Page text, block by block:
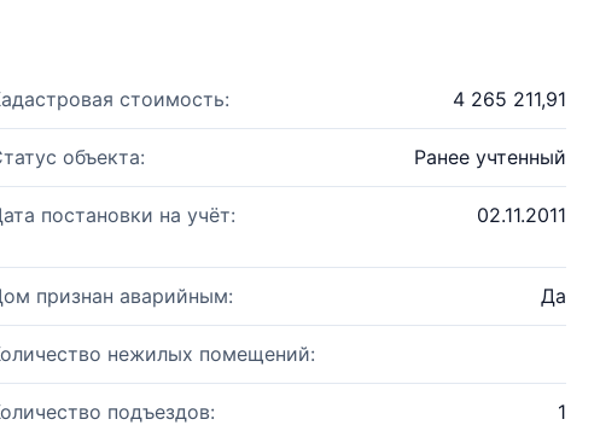
стоимость: 4 265 211,91
объекта: Ранее учтенный
постановки на учёт: 02.11.2011
признан аварийным: Да
нежилых помещений:
подъездов: 1